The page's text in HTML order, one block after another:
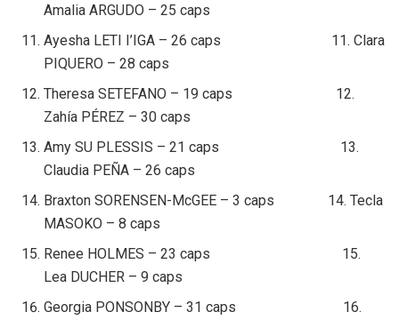
Amalia ARGUDO – 25 caps
Ayesha LETI I’IGA – 26 caps 11. Clara
PIQUERO – 28 caps
Theresa SETEFANO – 19 caps 12.
Zahía PÉREZ – 30 caps
Amy SU PLESSIS – 21 caps 13.
Claudia PEÑA – 26 caps
Braxton SORENSEN-McGEE – 3 caps 14. Tecla
MASOKO – 8 caps
Renee HOLMES – 23 caps 15.
Lea DUCHER – 9 caps
Georgia PONSONBY – 31 caps 16.